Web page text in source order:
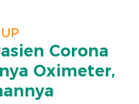
Corona
Oximeter,